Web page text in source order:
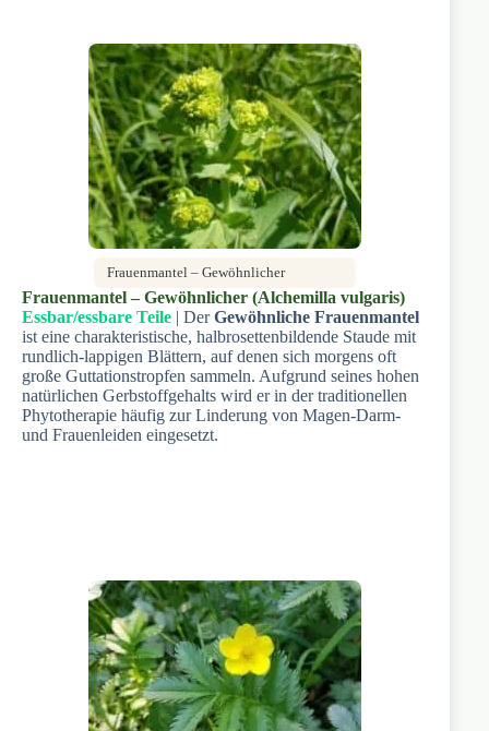
Frauenmantel – Gewöhnlicher
Frauenmantel – Gewöhnlicher (Alchemilla vulgaris)
Essbar/essbare Teile | DerGewöhnliche Frauenmantel
ist eine charakteristische, halbrosettenbildende Staude mit
rundlich-lappigen Blättern, auf denen sich morgens oft
große Guttationstropfen sammeln. Aufgrund seines hohen
natürlichen Gerbstoffgehalts wird er in der traditionellen
Phytotherapie häufig zur Linderung von Magen-Darm-
und Frauenleiden eingesetzt.